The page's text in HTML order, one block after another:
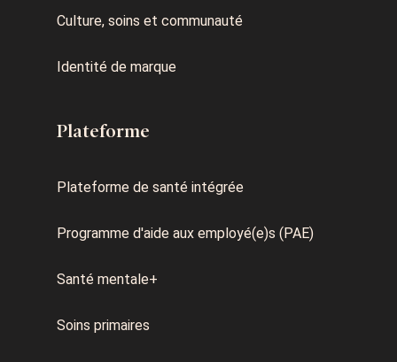
Culture, soins et communauté
Identité de marque
Plateforme
Plateforme de santé intégrée
Programme d'aide aux employé(e)s (PAE)
Santé mentale+
Soins primaires